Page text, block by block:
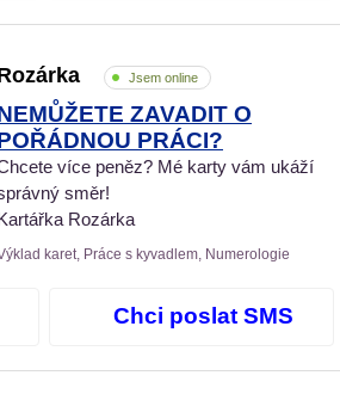
Jsem online
ZAVADIT O
PRÁCI?
více peněz? Mé karty vám ukáží
směr!
Rozárka
karet, Práce s kyvadlem, Numerologie
Chci poslat SMS